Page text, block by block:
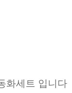
화세트 입니다